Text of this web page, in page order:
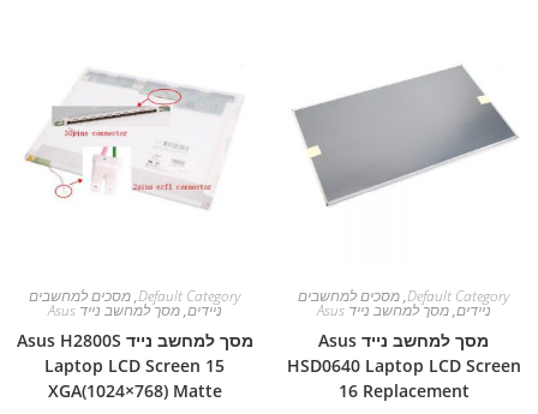
Default Category
,מסכים למחשבים
ניידים,מסך למחשב נייד Asus
מסך למחשב נייד Asus
HSD0640 Laptop LCD Screen
16 Replacement
Default Category
,מסכים למחשבים
ניידים,מסך למחשב נייד Asus
מסך למחשב נייד Asus H2800S
Laptop LCD Screen 15
XGA(1024×768) Matte